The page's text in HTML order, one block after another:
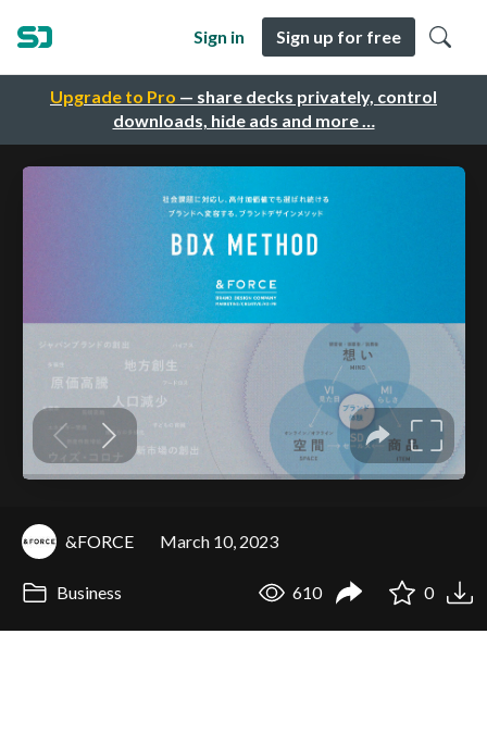
Upgrade to Pro — share decks privately, control
downloads, hide ads and more …
Sign in Sign up for free
&FORCE March 10, 2023
Business 610 0